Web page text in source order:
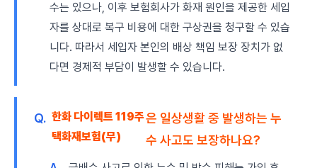
수는 있으나, 이후 보험회사가 화재 원인을 제공한 세입
자를 상대로 복구 비용에 대한 구상권을 청구할 수 있습
니다. 따라서 세입자 본인의 배상 책임 보장 장치가 없
다면 경제적 부담이 발생할 수 있습니다.
Q. 한화 다이렉트 119주
택화재보험(무)
은 일상생활 중 발생하는 누
수 사고도 보장하나요?